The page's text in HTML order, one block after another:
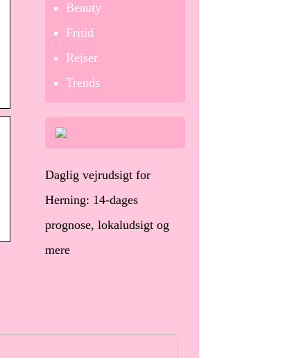
Beauty
Fritid
Rejser
Trends
Daglig vejrudsigt for
Herning: 14-dages
prognose, lokaludsigt og
mere